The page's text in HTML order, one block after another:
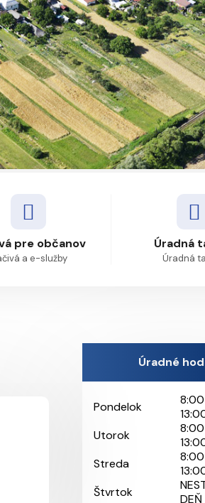
pre občanov
a e-služby
Úradná
Úradná
Úradné
Pondelok
Utorok
Streda
Štvrtok
DEŇ